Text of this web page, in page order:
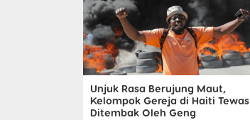
Unjuk Rasa Berujung Maut,
Kelompok Gereja di Haiti Tewas
Ditembak Oleh Geng